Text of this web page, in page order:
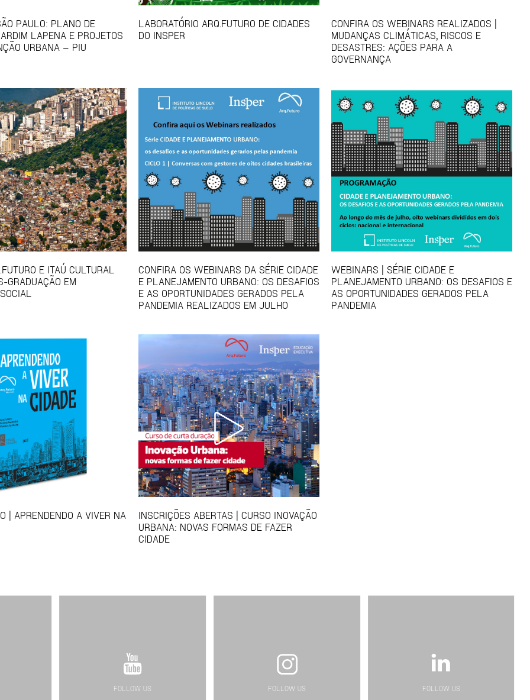
PAULO: PLANO DE
LAPENA E PROJETOS
URBANA – PIU
LABORATÓRIO ARQ.FUTURO DE CIDADES
DO INSPER
CONFIRA OS WEBINARS REALIZADOS |
MUDANÇAS CLIMÁTICAS, RISCOS E
DESASTRES: AÇÕES PARA A
GOVERNANÇA
E ITAÚ CULTURAL
GRADUAÇÃO EM
CONFIRA OS WEBINARS DA SÉRIE CIDADE
E PLANEJAMENTO URBANO: OS DESAFIOS
E AS OPORTUNIDADES GERADOS PELA
PANDEMIA REALIZADOS EM JULHO
WEBINARS | SÉRIE CIDADE E
PLANEJAMENTO URBANO: OS DESAFIOS E
AS OPORTUNIDADES GERADOS PELA
PANDEMIA
| APRENDENDO A VIVER NA
INSCRIÇÕES ABERTAS | CURSO INOVAÇÃO
URBANA: NOVAS FORMAS DE FAZER
CIDADE
FOLLOW US FOLLOW US FOLLOW US